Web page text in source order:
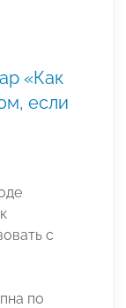
«Как
если
с
по